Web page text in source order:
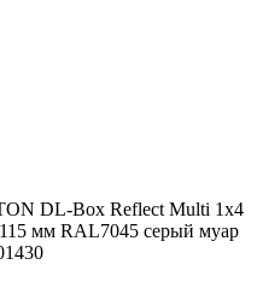
DL-Box Reflect Multi 1x4
мм RAL7045 серый муар